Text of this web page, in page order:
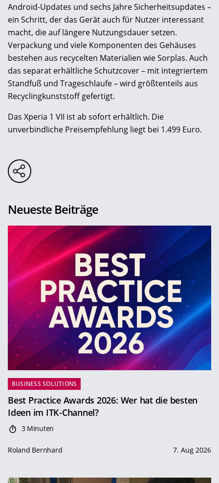
Android-Updates und sechs Jahre Sicherheitsupdates –
ein Schritt, der das Gerät auch für Nutzer interessant
macht, die auf längere Nutzungsdauer setzen.
Verpackung und viele Komponenten des Gehäuses
bestehen aus recycelten Materialien wie Sorplas. Auch
das separat erhältliche Schutzcover – mit integriertem
Standfuß und Trageschlaufe – wird größtenteils aus
Recyclingkunststoff gefertigt.
Das Xperia 1 VII ist ab sofort erhältlich. Die
unverbindliche Preisempfehlung liegt bei 1.499 Euro.
Neueste Beiträge
BUSINESS SOLUTIONS
Best Practice Awards 2026: Wer hat die besten
Ideen im ITK-Channel?
3 Minuten
Roland Bernhard 7. Aug 2026